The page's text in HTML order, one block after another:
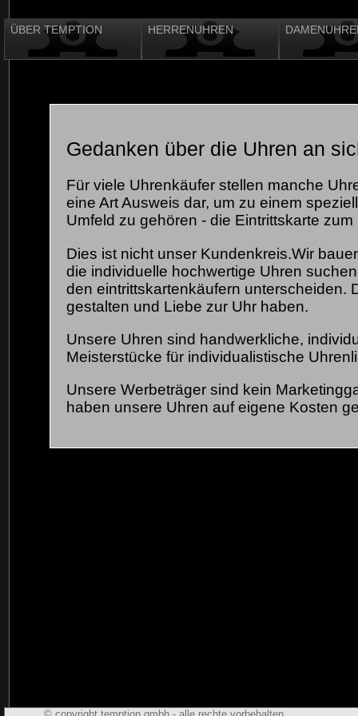
Gedanken über die Uhren an
Für viele Uhrenkäufer stellen manche
eine Art Ausweis dar, um zu einem
Umfeld zu gehören - die Eintrittskarte zum
Dies ist nicht unser Kundenkreis.Wir
die individuelle hochwertige Uhren
den eintrittskartenkäufern unterscheiden.
gestalten und Liebe zur Uhr haben.
Unsere Uhren sind handwerkliche,
Meisterstücke für individualistische
Unsere Werbeträger sind kein
haben unsere Uhren auf eigene Kosten
ÜBER TEMPTION HERRENUHREN